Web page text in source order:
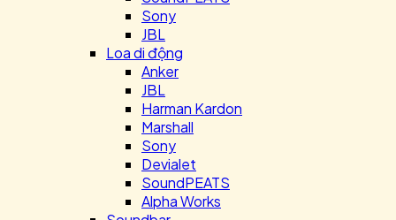
Sony
JBL
Loa di động
Anker
JBL
Harman Kardon
Marshall
Sony
Devialet
SoundPEATS
Alpha Works